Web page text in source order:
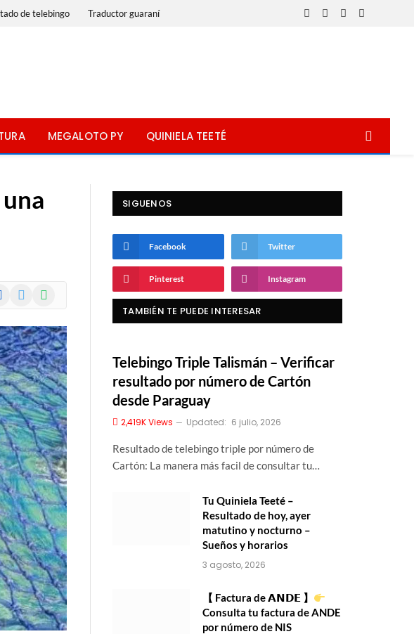
de telebingo Traductor guaraní
Facebook
X
InstagramWhatsApp
MEGALOTO PY QUINIELA TEETÉ
WhatsApp
SIGUENOS
Facebook Twitter
Pinterest Instagram
TAMBIÉN TE PUEDE INTERESAR
Telebingo Triple Talismán – Verificar
resultado por número de Cartón
desde Paraguay
2,419KViews Updated: 6 julio, 2026
Resultado de telebingo triple por número de
Cartón: La manera más facil de consultar tu…
Tu Quiniela Teeté –
Resultado de hoy, ayer
matutino y nocturno –
Sueños y horarios
3 agosto, 2026
【 Factura de 𝗔𝗡𝗗𝗘 】
Consulta tu factura de ANDE
por número de NIS